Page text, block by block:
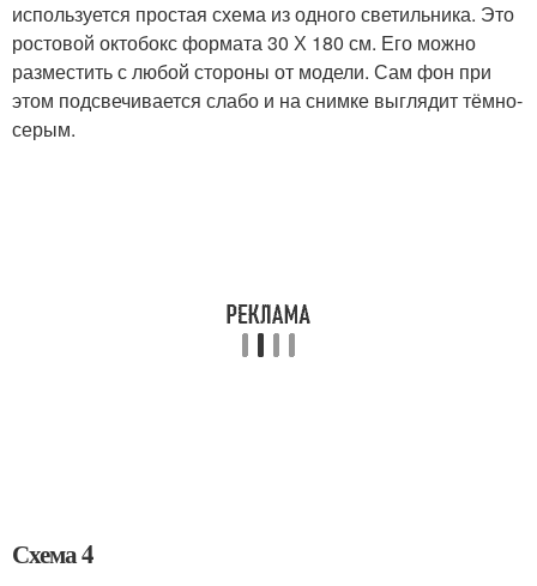
используется простая схема из одного светильника. Это
ростовой октобокс формата 30 Х 180 см. Его можно
разместить с любой стороны от модели. Сам фон при
этом подсвечивается слабо и на снимке выглядит тёмно-
серым.
Схема 4